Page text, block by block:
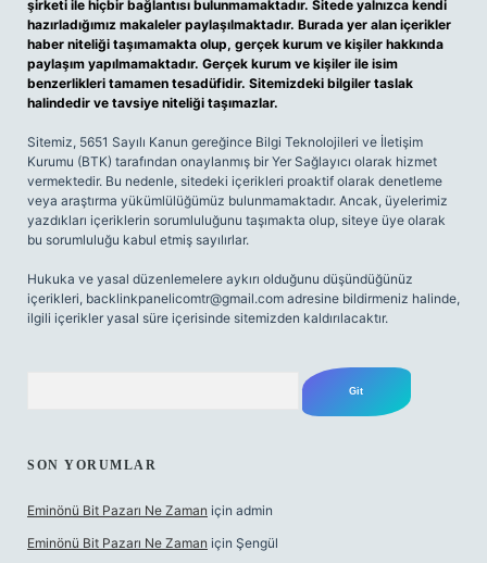
şirketi ile hiçbir bağlantısı bulunmamaktadır. Sitede yalnızca kendi
hazırladığımız makaleler paylaşılmaktadır. Burada yer alan içerikler
haber niteliği taşımamakta olup, gerçek kurum ve kişiler hakkında
paylaşım yapılmamaktadır. Gerçek kurum ve kişiler ile isim
benzerlikleri tamamen tesadüfidir. Sitemizdeki bilgiler taslak
halindedir ve tavsiye niteliği taşımazlar.
Sitemiz, 5651 Sayılı Kanun gereğince Bilgi Teknolojileri ve İletişim
Kurumu (BTK) tarafından onaylanmış bir Yer Sağlayıcı olarak hizmet
vermektedir. Bu nedenle, sitedeki içerikleri proaktif olarak denetleme
veya araştırma yükümlülüğümüz bulunmamaktadır. Ancak, üyelerimiz
yazdıkları içeriklerin sorumluluğunu taşımakta olup, siteye üye olarak
bu sorumluluğu kabul etmiş sayılırlar.
Hukuka ve yasal düzenlemelere aykırı olduğunu düşündüğünüz
içerikleri, backlinkpanelicomtr@gmail.com adresine bildirmeniz halinde,
ilgili içerikler yasal süre içerisinde sitemizden kaldırılacaktır.
SON YORUMLAR
Eminönü Bit Pazarı Ne Zaman için admin
Eminönü Bit Pazarı Ne Zaman için Şengül